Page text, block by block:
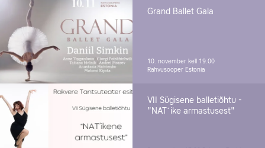
Grand Ballet Gala
10. november kell 19.00
Rahvusooper Estonia
VII Sügisene balletiõhtu -
"NAT´ike armastusest"